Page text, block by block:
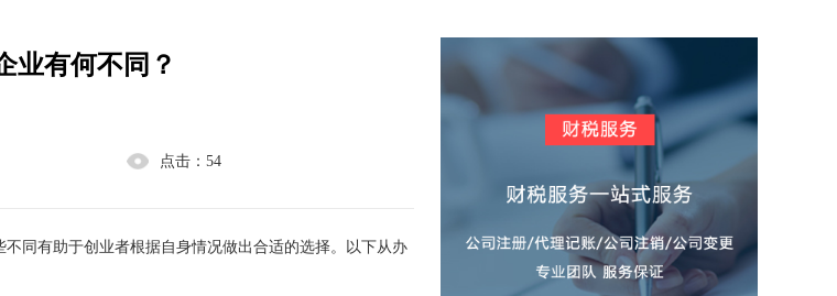
业有何不同？
点击： 54
同有助于创业者根据自身情况做出合适的选择。以下从办